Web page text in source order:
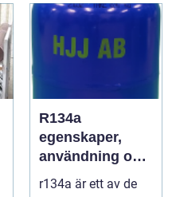
R134a
egenskaper,
användning och
framtidens
r134a är ett av de